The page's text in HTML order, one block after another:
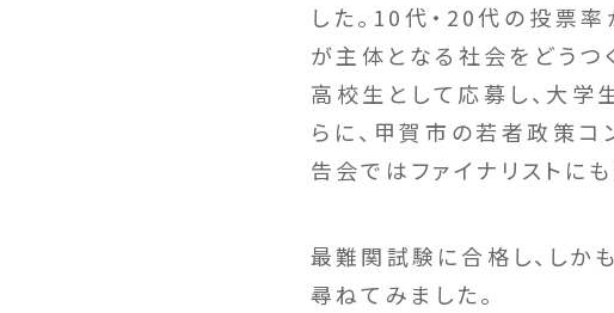
した。10代・20代の投票
が主体となる社会をどうつ
高校生として応募し、大学
らに、甲賀市の若者政策コ
告会ではファイナリストに
最難関試験に合格し、しか
尋ねてみました。